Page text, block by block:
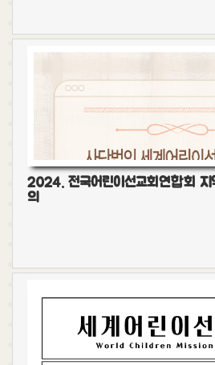
2024. 전국어린이선교회연합회
의